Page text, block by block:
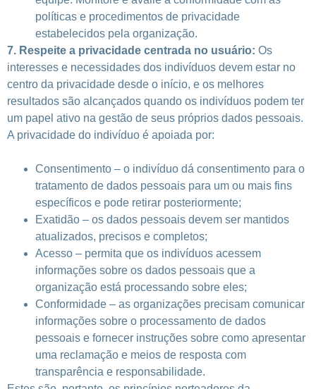
políticas e procedimentos de privacidade
estabelecidos pela organização.
7. Respeite a privacidade centrada no usuário: Os
interesses e necessidades dos indivíduos devem estar no
centro da privacidade desde o início, e os melhores
resultados são alcançados quando os indivíduos podem ter
um papel ativo na gestão de seus próprios dados pessoais.
A privacidade do indivíduo é apoiada por:
Consentimento – o indivíduo dá consentimento para o
tratamento de dados pessoais para um ou mais fins
específicos e pode retirar posteriormente;
Exatidão – os dados pessoais devem ser mantidos
atualizados, precisos e completos;
Acesso – permita que os indivíduos acessem
informações sobre os dados pessoais que a
organização está processando sobre eles;
Conformidade – as organizações precisam comunicar
informações sobre o processamento de dados
pessoais e fornecer instruções sobre como apresentar
uma reclamação e meios de resposta com
transparência e responsabilidade.